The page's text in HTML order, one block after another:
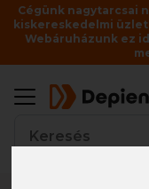
Cégünk nagytarcsai
kiskereskedelmi
Webáruházunk ez